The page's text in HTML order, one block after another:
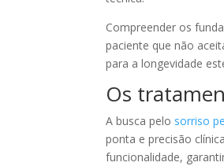
Compreender os
paciente que não
para a longevidade
Os
A busca pelo sorriso
ponta e precisão
funcionalidade,